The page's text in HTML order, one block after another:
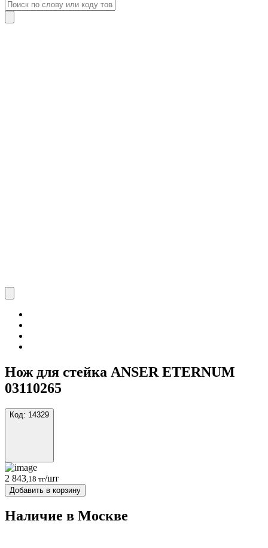
Нож для стейка ANSER ETERNUM
03110265
Код: 14329
2 843 ,18 тг/шт
Добавить в корзину
Наличие в Москвe